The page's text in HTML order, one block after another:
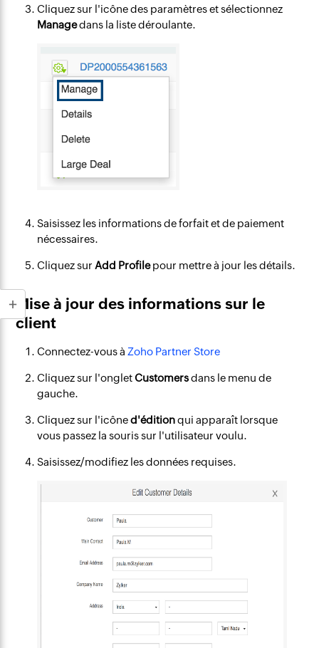
Cliquez sur l'icône des paramètres et sélectionnez
Managedans la liste déroulante.
Saisissez les informations de forfait et de paiement
nécessaires.
Cliquez surAdd Profilepour mettre à jour les détails.
Mise à jour des informations sur le
client
Connectez-vous à Zoho Partner Store
Cliquez sur l'ongletCustomersdans le menu de
gauche.
Cliquez sur l'icôned'éditionqui apparaît lorsque
vous passez la souris sur l'utilisateur voulu.
Saisissez/modifiez les données requises.